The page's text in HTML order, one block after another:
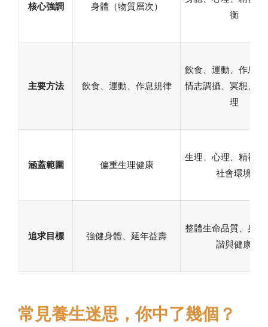
核心強調 身體（物質層次）
衡
主要方法 飲食、運動、作息規律
飲食、運動、作息規
情志調攝、冥想、中
理
涵蓋範圍 偏重生理健康
生理、心理、精神，
社會環境
追求目標 強健身體、延年益壽
整體生命品質、身心
諧與健康
常見養生迷思，你中了幾個？